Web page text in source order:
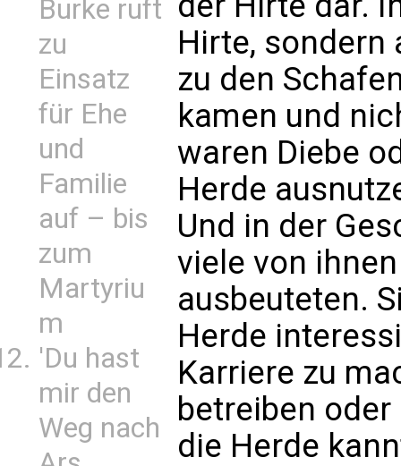
Burke ruft
zu
Einsatz
für Ehe
und
Familie
auf – bis
zum
Martyriu
m
'Du hast
mir den
Weg nach
Hirte, sondern
zu den
kamen und
waren Diebe
Herde
Und in der
viele von
ausbeuteten.
Herde
Karriere zu
betreiben
die Herde